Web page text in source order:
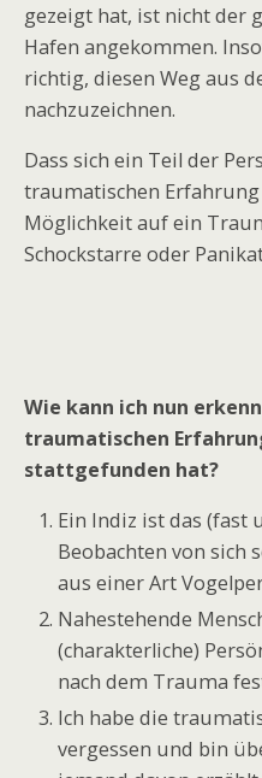
gezeigt hat, ist nicht der
Hafen angekommen.
richtig, diesen Weg aus
nachzuzeichnen.
Dass sich ein Teil der
traumatischen
Möglichkeit auf ein
Schockstarre oder
Wie kann ich nun
traumatischen
stattgefunden hat?
Ein Indiz ist das (fast
Beobachten von sich
aus einer Art
Nahestehende
(charakterliche)
nach dem Trauma
Ich habe die
vergessen und bin